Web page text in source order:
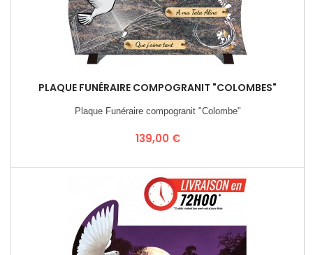
PLAQUE FUNÉRAIRE COMPOGRANIT "COLOMBES"
Plaque Funéraire compogranit "Colombe"
Prix
139,00 €